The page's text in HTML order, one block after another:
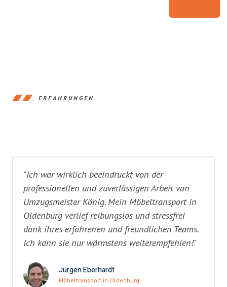
ERFAHRUNGEN
"Ich war wirklich beeindruckt von der
professionellen und zuverlässigen Arbeit von
Umzugsmeister König. Mein Möbeltransport in
Oldenburg verlief reibungslos und stressfrei
dank ihres erfahrenen und freundlichen Teams.
Ich kann sie nur wärmstens weiterempfehlen!"
Jürgen Eberhardt
Möbeltransport in Oldenburg